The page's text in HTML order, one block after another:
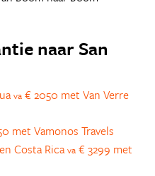
naar San
va € 2050 met Van Verre
met Vamonos Travels
Costa Rica va € 3299 met